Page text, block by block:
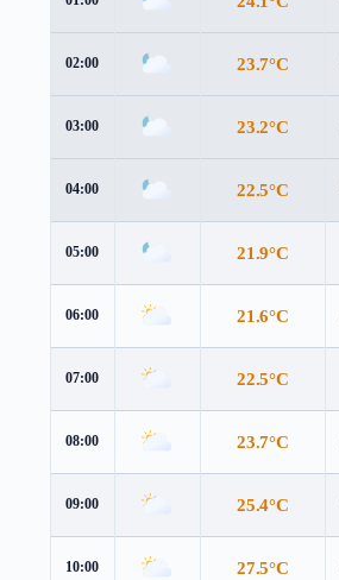
02:00 23.7°C
03:00 23.2°C
04:00 22.5°C
05:00 21.9°C
06:00 21.6°C
07:00 22.5°C
08:00 23.7°C
09:00 25.4°C
10:00 27.5°C